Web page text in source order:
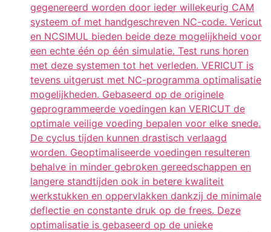
gegenereerd worden door ieder willekeurig CAM
systeem of met handgeschreven NC-code. Vericut
en NCSIMUL bieden beide deze mogelijkheid voor
een echte één op één simulatie. Test runs horen
met deze systemen tot het verleden. VERICUT is
tevens uitgerust met NC-programma optimalisatie
mogelijkheden. Gebaseerd op de originele
geprogrammeerde voedingen kan VERICUT de
optimale veilige voeding bepalen voor elke snede.
De cyclus tijden kunnen drastisch verlaagd
worden. Geoptimaliseerde voedingen resulteren
behalve in minder gebroken gereedschappen en
langere standtijden ook in betere kwaliteit
werkstukken en oppervlakken dankzij de minimale
deflectie en constante druk op de frees. Deze
optimalisatie is gebaseerd op de unieke